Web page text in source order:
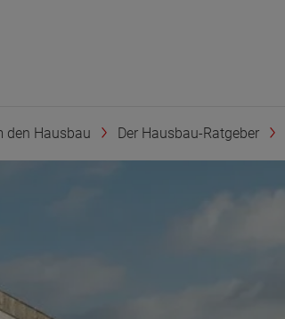
den Hausbau Der Hausbau-Ratgeber